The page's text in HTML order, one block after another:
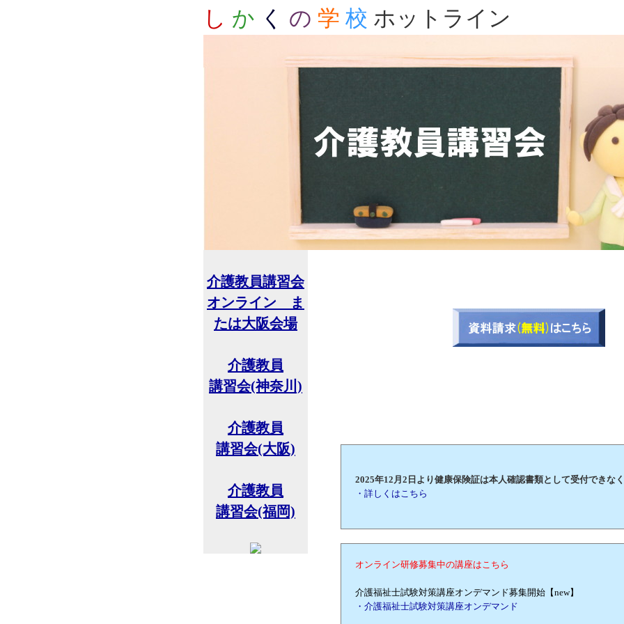
し か く の 学 校 ホットライン
2025年12月2日より健康保険証は本人確認書類として受付できなく
・詳しくはこちら
オンライン研修募集中の講座はこちら
介護福祉士試験対策講座オンデマンド募集開始【new】
・介護福祉士試験対策講座オンデマンド
介護教員講習会
オンライン ま
たは大阪会場
介護教員
講習会(神奈川)
介護教員
講習会(大阪)
介護教員
講習会(福岡)